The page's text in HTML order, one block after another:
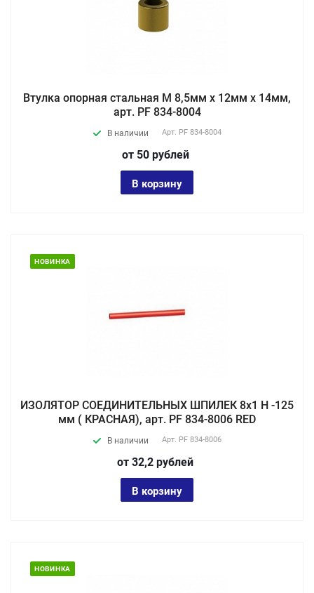
Втулка опорная стальная М 8,5мм х 12мм х 14мм,
арт. PF 834-8004
В наличии Арт. PF 834-8004
от 50 рублей
В корзину
НОВИНКА
ИЗОЛЯТОР СОЕДИНИТЕЛЬНЫХ ШПИЛЕК 8х1 Н -125
мм ( КРАСНАЯ), арт. PF 834-8006 RED
В наличии Арт. PF 834-8006
от 32,2 рублей
В корзину
НОВИНКА